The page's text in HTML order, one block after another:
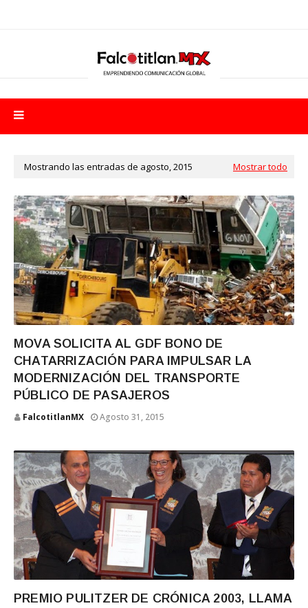
Mostrando las entradas de agosto, 2015 Mostrar todo
MOVA SOLICITA AL GDF BONO DE
CHATARRIZACIÓN PARA IMPULSAR LA
MODERNIZACIÓN DEL TRANSPORTE
PÚBLICO DE PASAJEROS
FalcotitlanMX Agosto 31, 2015
PREMIO PULITZER DE CRÓNICA 2003, LLAMA